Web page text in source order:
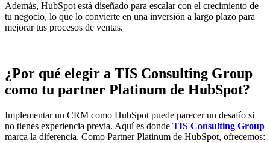
Además, HubSpot está diseñado para escalar con el crecimiento de
tu negocio, lo que lo convierte en una inversión a largo plazo para
mejorar tus procesos de ventas.
¿Por qué elegir a TIS Consulting Group
como tu partner Platinum de HubSpot?
Implementar un CRM como HubSpot puede parecer un desafío si
no tienes experiencia previa. Aquí es donde TIS Consulting Group
marca la diferencia. Como Partner Platinum de HubSpot, ofrecemos: